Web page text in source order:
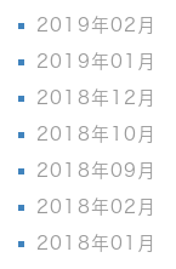
2019年02月
2019年01月
2018年12月
2018年10月
2018年09月
2018年02月
2018年01月